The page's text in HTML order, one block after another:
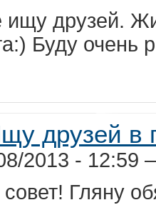
ищу друзей.
Буду очень
друзей в
2013 - 12:59
Гляну